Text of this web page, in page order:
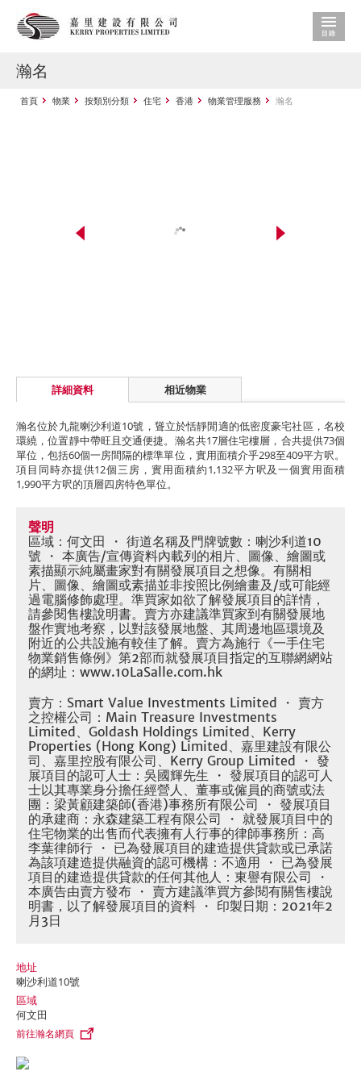
瀚名
首頁 物業 按類別分類 住宅 香港 物業管理服務 瀚名
詳細資料 相近物業
瀚名位於九龍喇沙利道10號，聳立於恬靜閒適的低密度豪宅社區，名校
環繞，位置靜中帶旺且交通便捷。瀚名共17層住宅樓層，合共提供73個
單位，包括60個一房間隔的標準單位，實用面積介乎298至409平方呎。
項目同時亦提供12個三房，實用面積約1,132平方呎及一個實用面積
1,990平方呎的頂層四房特色單位。
聲明
區域：何文田 ・ 街道名稱及門牌號數：喇沙利道10
號 ・ 本廣告/宣傳資料內載列的相片、圖像、繪圖或
素描顯示純屬畫家對有關發展項目之想像。有關相
片、圖像、繪圖或素描並非按照比例繪畫及/或可能經
過電腦修飾處理。準買家如欲了解發展項目的詳情，
請參閱售樓說明書。賣方亦建議準買家到有關發展地
盤作實地考察，以對該發展地盤、其周邊地區環境及
附近的公共設施有較佳了解。賣方為施行《一手住宅
物業銷售條例》第2部而就發展項目指定的互聯網網站
的網址：www.10LaSalle.com.hk
賣方：Smart Value Investments Limited ・ 賣方
之控權公司：Main Treasure Investments
Limited、Goldash Holdings Limited、Kerry
Properties (Hong Kong) Limited、嘉里建設有限公
司、嘉里控股有限公司、Kerry Group Limited ・ 發
展項目的認可人士：吳國輝先生 ・ 發展項目的認可人
士以其專業身分擔任經營人、董事或僱員的商號或法
團：梁黃顧建築師(香港)事務所有限公司 ・ 發展項目
的承建商：永森建築工程有限公司 ・ 就發展項目中的
住宅物業的出售而代表擁有人行事的律師事務所：高
李葉律師行 ・ 已為發展項目的建造提供貸款或已承諾
為該項建造提供融資的認可機構：不適用 ・ 已為發展
項目的建造提供貸款的任何其他人：東譽有限公司 ・
本廣告由賣方發布 ・ 賣方建議準買方參閱有關售樓說
明書，以了解發展項目的資料 ・ 印製日期：2021年2
月3日
地址
喇沙利道10號
區域
何文田
前往瀚名網頁